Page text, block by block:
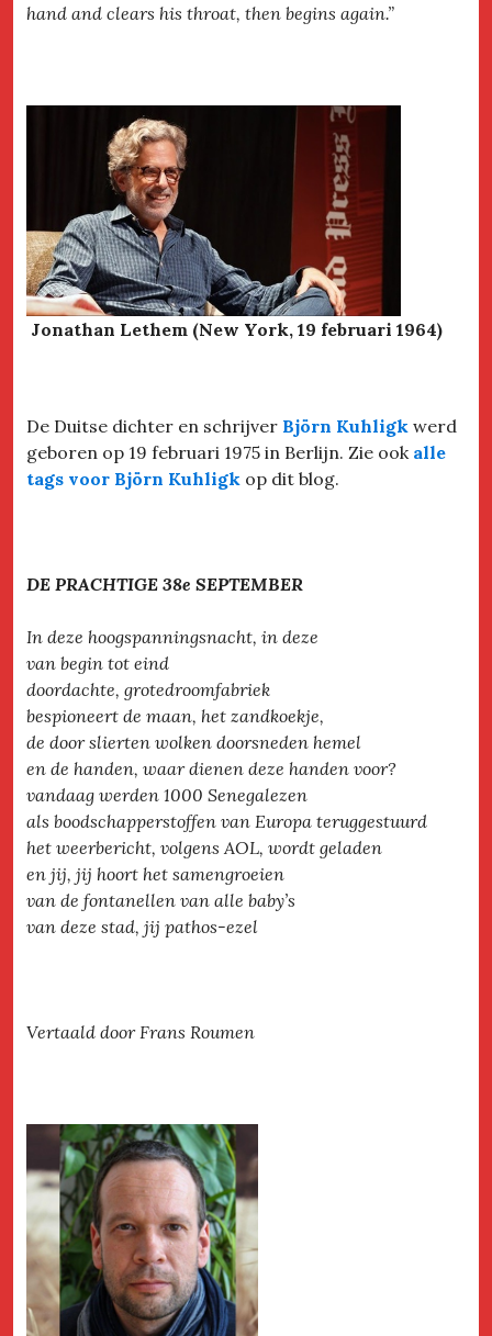
hand and clears his throat, then begins again.”
Jonathan Lethem (New York, 19 februari 1964)
De Duitse dichter en schrijver Björn Kuhligk werd
geboren op 19 februari 1975 in Berlijn. Zie ook alle
tags voor Björn Kuhligk op dit blog.
DE PRACHTIGE 38e SEPTEMBER
In deze hoogspanningsnacht, in deze
van begin tot eind
doordachte, grotedroomfabriek
bespioneert de maan, het zandkoekje,
de door slierten wolken doorsneden hemel
en de handen, waar dienen deze handen voor?
vandaag werden 1000 Senegalezen
als boodschapperstoffen van Europa teruggestuurd
het weerbericht, volgens AOL, wordt geladen
en jij, jij hoort het samengroeien
van de fontanellen van alle baby’s
van deze stad, jij pathos-ezel
Vertaald door Frans Roumen